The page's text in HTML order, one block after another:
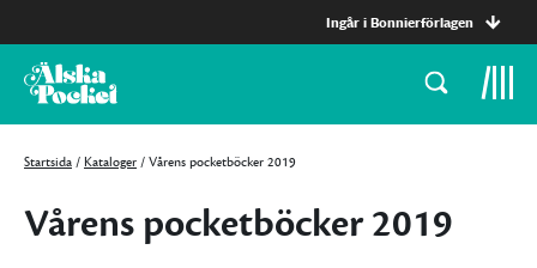
Ingår i Bonnierförlagen
Startsida / Kataloger / Vårens pocketböcker 2019
Vårens pocketböcker 2019